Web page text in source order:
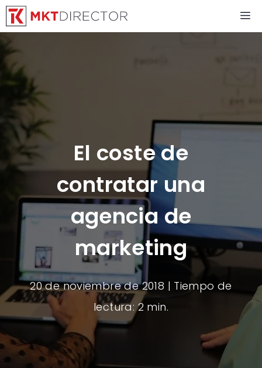
Saltar
al
contenido
El coste de
contratar una
agencia de
marketing
20 de noviembre de 2018 | Tiempo de
lectura: 2 min.